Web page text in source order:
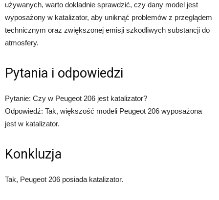
używanych, warto dokładnie sprawdzić, czy dany model jest
wyposażony w katalizator, aby uniknąć problemów z przeglądem
technicznym oraz zwiększonej emisji szkodliwych substancji do
atmosfery.
Pytania i odpowiedzi
Pytanie: Czy w Peugeot 206 jest katalizator?
Odpowiedź: Tak, większość modeli Peugeot 206 wyposażona
jest w katalizator.
Konkluzja
Tak, Peugeot 206 posiada katalizator.